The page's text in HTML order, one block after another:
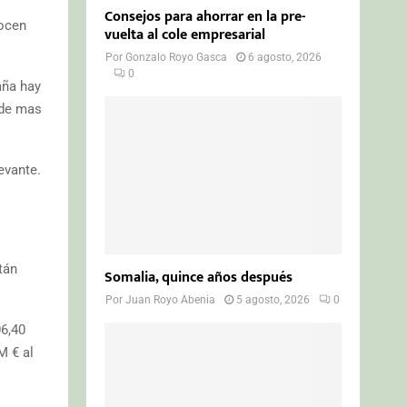
hay
mas
€ al
Consejos para ahorrar en la pre-
vuelta al cole empresarial
PorGonzalo Royo Gasca
6 agosto, 2026
0
Somalia, quince años después
PorJuan Royo Abenia 5 agosto, 2026 0